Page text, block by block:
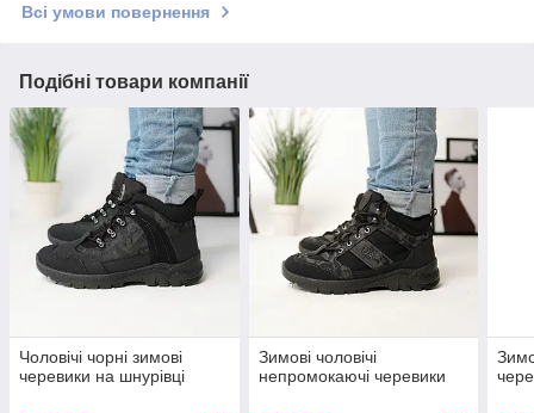
Всі умови повернення
Подібні товари компанії
Чоловічі чорні зимові
черевики на шнурівці
Зимові чоловічі
непромокаючі черевики